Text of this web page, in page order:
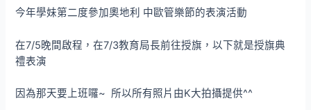
今年學妹第二度參加奧地利 中歐管樂節的表演活動
在7/5晚間啟程，在7/3教育局長前往授旗，以下就是授旗典
禮表演
因為那天要上班囉~ 所以所有照片由K大拍攝提供^^